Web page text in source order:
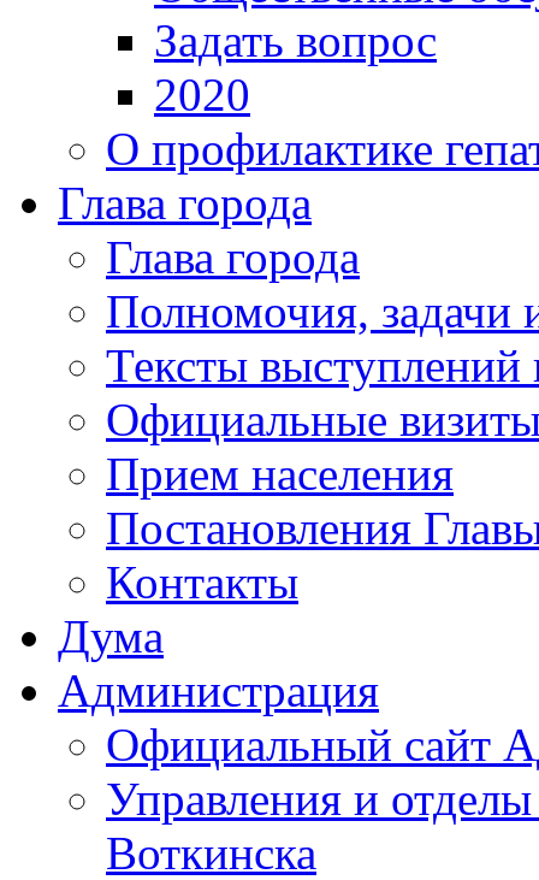
Задать вопрос
2020
О профилактике
Глава города
Глава города
Полномочия, задачи
Тексты выступлений
Официальные
Прием населения
Постановления
Контакты
Дума
Администрация
Официальный сайт
Управления и
Воткинска